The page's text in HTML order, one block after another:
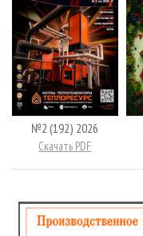
№2 (192) 2026
Скачать PDF